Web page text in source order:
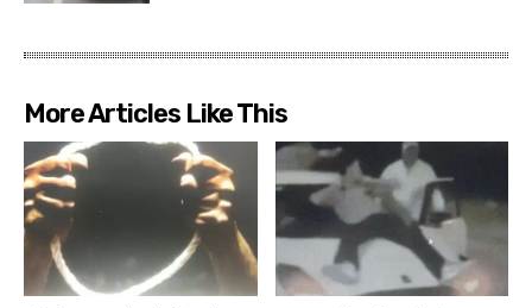
More Articles Like This